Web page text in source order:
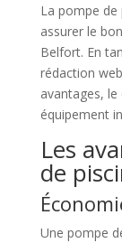
La pompe de
assurer le
Belfort. En
rédaction
avantages, le
équipement
Les
de
Une pompe